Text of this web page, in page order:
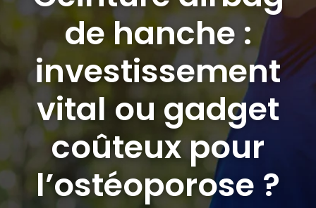
de hanche :
investissement
vital ou gadget
coûteux pour
l’ostéoporose ?